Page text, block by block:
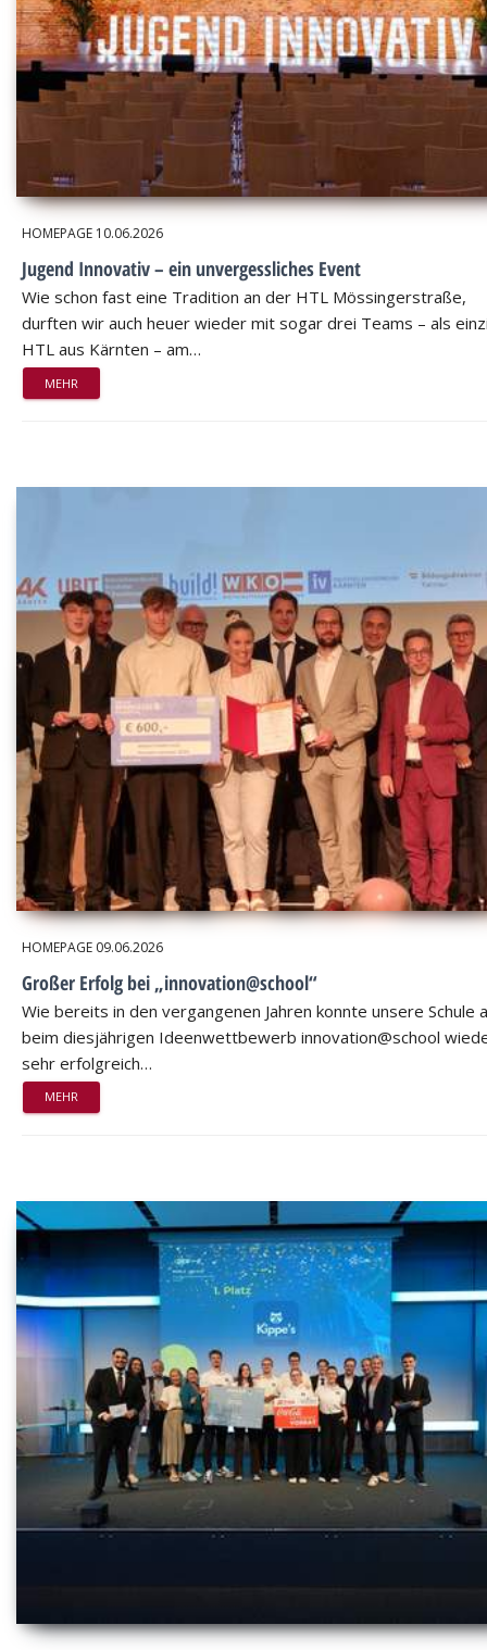
HOMEPAGE 10.06.2026
Jugend Innovativ – ein unvergessliches Event
Wie schon fast eine Tradition an der HTL Mössingerstraße,
durften wir auch heuer wieder mit sogar drei Teams – als
HTL aus Kärnten – am…
MEHR
HOMEPAGE 09.06.2026
Großer Erfolg bei „innovation@school“
Wie bereits in den vergangenen Jahren konnte unsere Schule
beim diesjährigen Ideenwettbewerb innovation@school
sehr erfolgreich…
MEHR